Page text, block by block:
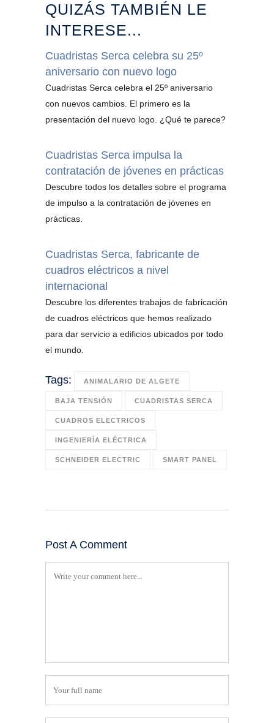
QUIZÁS TAMBIÉN LE
INTERESE...
Cuadristas Serca celebra su 25º
aniversario con nuevo logo
Cuadristas Serca celebra el 25º aniversario
con nuevos cambios. El primero es la
presentación del nuevo logo. ¿Qué te parece?
Cuadristas Serca impulsa la
contratación de jóvenes en prácticas
Descubre todos los detalles sobre el programa
de impulso a la contratación de jóvenes en
prácticas.
Cuadristas Serca, fabricante de
cuadros eléctricos a nivel
internacional
Descubre los diferentes trabajos de fabricación
de cuadros eléctricos que hemos realizado
para dar servicio a edificios ubicados por todo
el mundo.
Tags: ANIMALARIO DE ALGETE
BAJA TENSIÓN CUADRISTAS SERCA
CUADROS ELECTRICOS
INGENIERÍA ELÉCTRICA
SCHNEIDER ELECTRIC SMART PANEL
Post A Comment